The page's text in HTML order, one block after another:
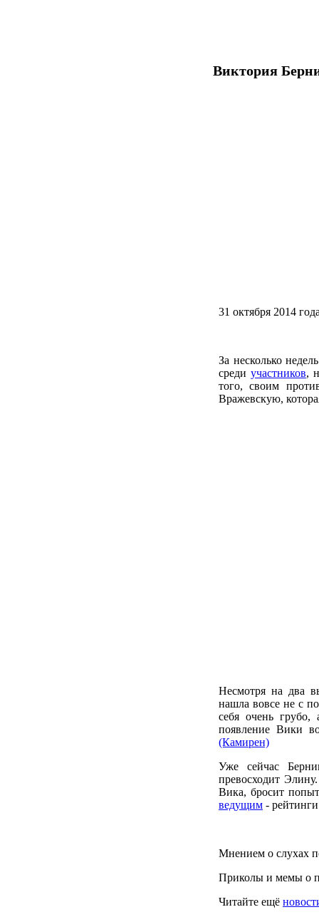
Виктория
31 октября 2014
За несколько
среди участников,
того, своим
Вражевскую,
Несмотря на два
нашла вовсе не с
себя очень
появление Вики
(Камирен)
Уже сейчас
превосходит
Вика, бросит
ведущим -
Мнением о слухах
Приколы и мемы о
Читайте ещё